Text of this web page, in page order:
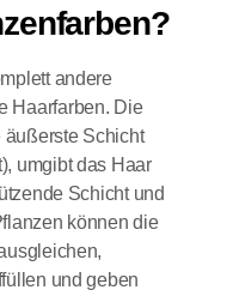
andere
Haarfarben. Die
äußerste Schicht
umgibt das Haar
Schicht und
können die
und geben